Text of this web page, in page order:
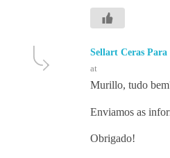
Sellart Ceras Para
at
Murillo, tudo
Enviamos as
Obrigado!